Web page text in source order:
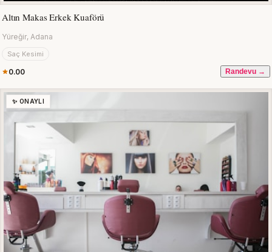
Altın Makas Erkek Kuaförü
Yüreğir, Adana
Saç Kesimi
0.00 Randevu →
✨ ONAYLI